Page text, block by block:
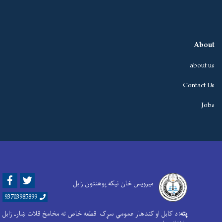
About
about us
Contact Us
Jobs
میرویس خان نیکه پوهنتون زابل Facebook
93703985899
پته:د کابل او کندهار عمومي سړک قطعه خاص ته مخامخ قلات ښارـ زابل